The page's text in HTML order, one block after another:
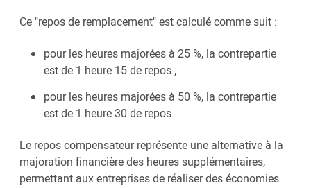
Ce "repos de remplacement" est calculé comme suit :
pour les heures majorées à 25 %, la contrepartie
est de 1 heure 15 de repos ;
pour les heures majorées à 50 %, la contrepartie
est de 1 heure 30 de repos.
Le repos compensateur représente une alternative à la
majoration financière des heures supplémentaires,
permettant aux entreprises de réaliser des économies